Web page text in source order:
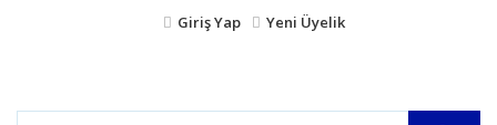
Giriş Yap Yeni Üyelik